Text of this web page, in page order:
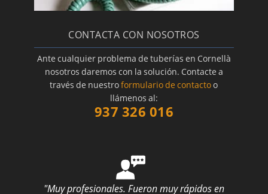
CONTACTA CON NOSOTROS
Ante cualquier problema de tuberías en Cornellà
nosotros daremos con la solución. Contacte a
través de nuestroformulario de contactoo
llámenos al:
937 326 016
"Muy profesionales. Fueron muy rápidos en